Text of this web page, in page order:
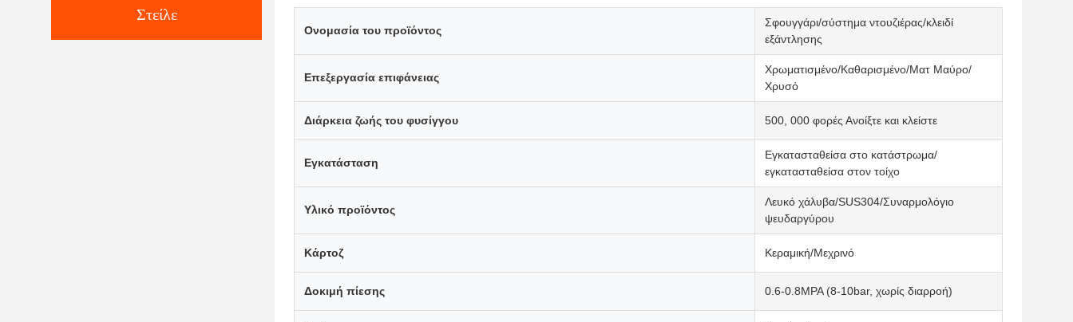
Στείλε
Ονομασία του προϊόντος
Σφουγγάρι/σύστημα ντουζιέρας/κλειδί
εξάντλησης
Επεξεργασία επιφάνειας
Χρωματισμένο/Καθαρισμένο/Ματ Μαύρο/
Χρυσό
Διάρκεια ζωής του φυσίγγου 500, 000 φορές Ανοίξτε και κλείστε
Εγκατάσταση
Εγκατασταθείσα στο κατάστρωμα/
εγκατασταθείσα στον τοίχο
Υλικό προϊόντος
Λευκό χάλυβα/SUS304/Συναρμολόγιο
ψευδαργύρου
Κάρτοζ Κεραμική/Μεχρινό
Δοκιμή πίεσης 0.6-0.8MPA (8-10bar, χωρίς διαρροή)